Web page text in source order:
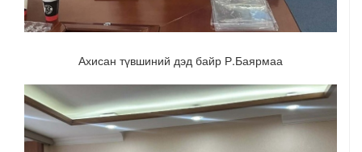
Ахисан түвшиний дэд байр Р.Баярмаа